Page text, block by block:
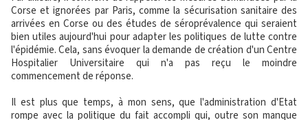
Corse et ignorées par Paris, comme la sécurisation sanitaire des
arrivées en Corse ou des études de séroprévalence qui seraient
bien utiles aujourd'hui pour adapter les politiques de lutte contre
l'épidémie. Cela, sans évoquer la demande de création d'un Centre
Hospitalier Universitaire qui n'a pas reçu le moindre
commencement de réponse.
Il est plus que temps, à mon sens, que l'administration d'Etat
rompe avec la politique du fait accompli qui, outre son manque